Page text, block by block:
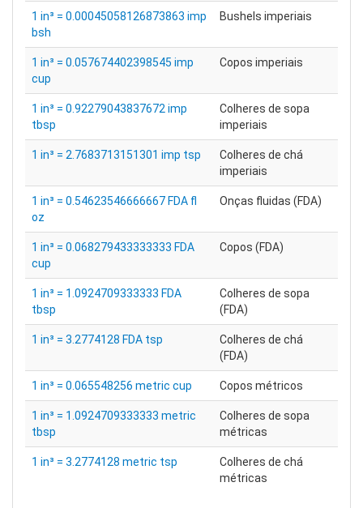
1 in³ = 0.00045058126873863 imp
bsh
Bushels imperiais
1 in³ = 0.057674402398545 imp
cup
Copos imperiais
1 in³ = 0.92279043837672 imp
tbsp
Colheres de sopa
imperiais
1 in³ = 2.7683713151301 imp tsp
Colheres de chá
imperiais
1 in³ = 0.54623546666667 FDA fl
oz
Onças fluidas (FDA)
1 in³ = 0.068279433333333 FDA
cup
Copos (FDA)
1 in³ = 1.0924709333333 FDA
tbsp
Colheres de sopa
(FDA)
1 in³ = 3.2774128 FDA tsp
Colheres de chá
(FDA)
1 in³ = 0.065548256 metric cup Copos métricos
1 in³ = 1.0924709333333 metric
tbsp
Colheres de sopa
métricas
1 in³ = 3.2774128 metric tsp
Colheres de chá
métricas